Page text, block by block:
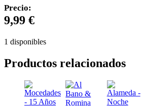
Precio:
9,99 €
1 disponibles
Productos relacionados